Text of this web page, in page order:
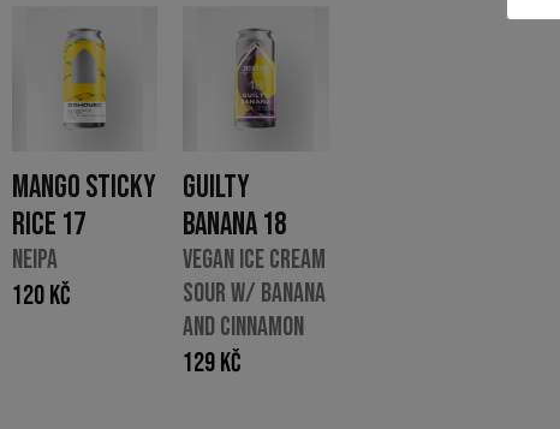
MANGO STICKY
RICE 17
NEIPA
120Kč
GUILTY
BANANA 18
VEGAN ICE CREAM
SOUR W/ BANANA
AND CINNAMON
129Kč